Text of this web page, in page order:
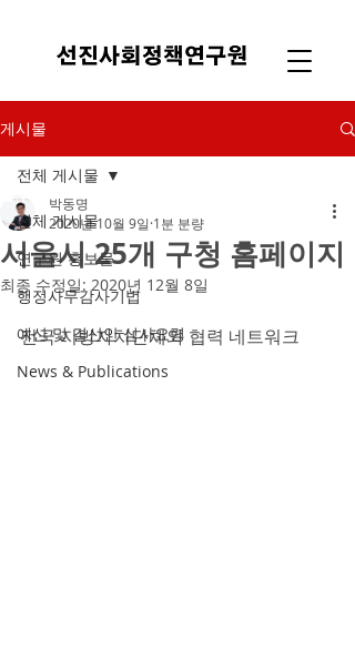
게시물
전체 게시물
연구원 홍보물
행정사무감사기법
예산 및 결산안 심사요령
News & Publications
전체 게시물
서울시 25개 구청 홈페이지
박동명
2020년 10월 9일 1분 분량
최종 수정일:2020년 12월 8일
전국 지방자치단체와 협력 네트워크